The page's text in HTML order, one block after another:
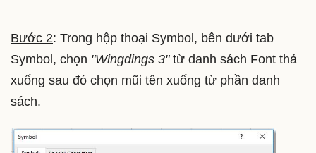
Bước 2: Trong hộp thoại Symbol, bên dưới tab
Symbol, chọn "Wingdings 3"từ danh sách Font thả
xuống sau đó chọn mũi tên xuống từ phần danh
sách.